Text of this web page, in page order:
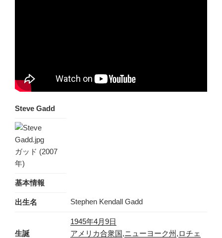
Steve Gadd
ガッド (2007
年)
基本情報
出生名 Stephen Kendall Gadd
生誕
1945年4月9日
アメリカ合衆国,ニューヨーク州 ,ロチェ